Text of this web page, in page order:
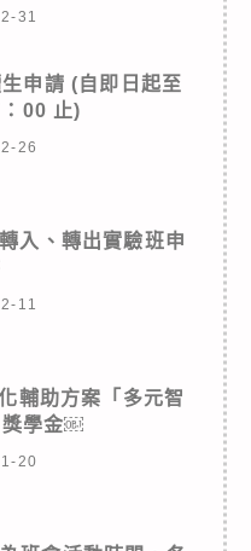
31
申請 (自即日起至
00 止)
26
入、轉出實驗班申
11
輔助方案「多元智
獎學金￼
20